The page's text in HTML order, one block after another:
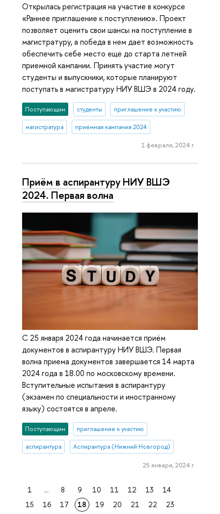
Открылась регистрация на участие в конкурсе
«Раннее приглашение к поступлению». Проект
позволяет оценить свои шансы на поступление в
магистратуру, а победа в нем дает возможность
обеспечить себе место еще до старта летней
приемной кампании. Принять участие могут
студенты и выпускники, которые планируют
поступать в магистратуру НИУ ВШЭ в 2024 году.
Поступающим студенты приглашение к участию
магистратура приемная кампания 2024
1 февраля, 2024 г.
Приём в аспирантуру НИУ ВШЭ
2024. Первая волна
С 25 января 2024 года начинается приём
документов в аспирантуру НИУ ВШЭ. Первая
волна приема документов завершается 14 марта
2024 года в 18.00 по московскому времени.
Вступительные испытания в аспирантуру
(экзамен по специальности и иностранному
языку) состоятся в апреле.
Поступающим приглашение к участию
аспирантура Аспирантура (Нижний Новгород)
25 января, 2024 г.
1 ... 8 9 10 11 12 13
14
15
16 17 18 19 20 21 22
23